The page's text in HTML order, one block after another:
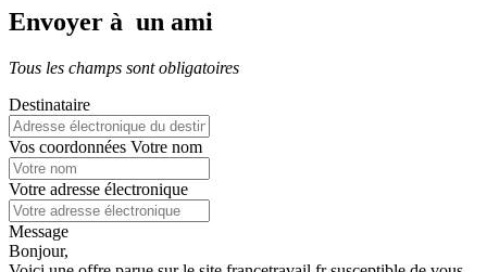
Envoyer à un ami
Tous les champs sont obligatoires
Destinataire
Vos coordonnées Votre nom
Votre adresse électronique
Message
Bonjour,